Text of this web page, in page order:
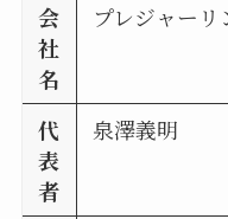
会
社
名
プレジャー
代
表
者
泉澤義明